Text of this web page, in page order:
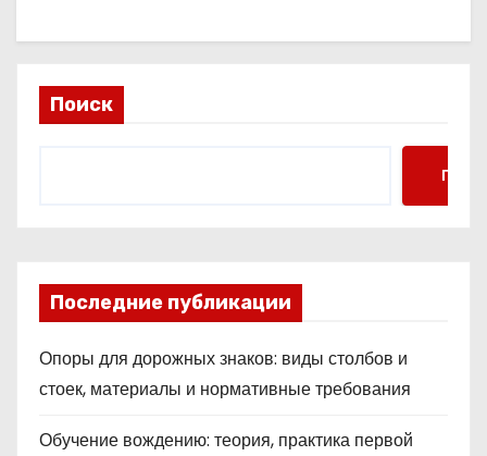
Поиск
Поиск
Последние публикации
Опоры для дорожных знаков: виды столбов и
стоек, материалы и нормативные требования
Обучение вождению: теория, практика первой